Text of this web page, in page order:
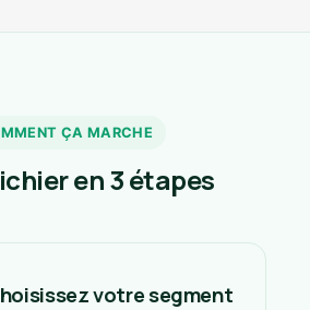
ÇA MARCHE
en 3 étapes
votre segment